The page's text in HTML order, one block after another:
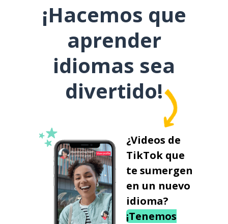
¡Hacemos que
aprender
idiomas sea
divertido!
¿Videos de
TikTok que
te sumergen
en un nuevo
idioma?
¡Tenemos